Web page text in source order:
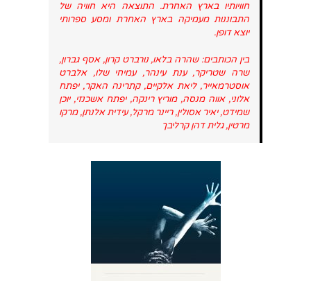
חוויותיו בארץ האחרת. התוצאה היא חוויה של
התבוננות מעמיקה בארץ האחרת ומסע ספרותי
יוצא דופן.
בין הכותבים: שהרה בלאו, נורברט קרון, אסף גברון,
שרה שטריקר, ענת עינהר, עמיחי שלו, אלברט
אוסטרמאייר, ליאת אלקיים, קתרינה האקר, יפתח
אלוני, אווה מנסה, מוריץ רינקה, יפתח אשכנזי, יוכן
שמידט, יאיר אסולין, ריינר מרקל, עידית אלנתן, מרקו
מרטין, גלית דהן קרליבך